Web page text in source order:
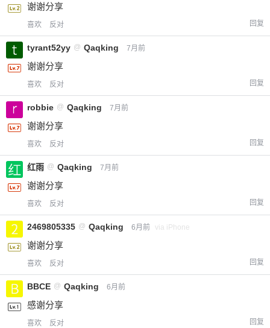
谢谢分享
喜欢 反对 回复
tyrant52yy @ Qaqking 7月前
谢谢分享
喜欢 反对 回复
robbie @ Qaqking 7月前
谢谢分享
喜欢 反对 回复
红雨 @ Qaqking 7月前
谢谢分享
喜欢 反对 回复
2469805335 @ Qaqking 6月前 via iPhone
谢谢分享
喜欢 反对 回复
BBCE @ Qaqking 6月前
感谢分享
喜欢 反对 回复